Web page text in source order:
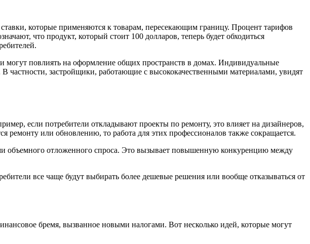
которые применяются к товарам, пересекающим границу. Процент тарифов
что продукт, который стоит 100 долларов, теперь будет обходиться
могут повлиять на оформление общих пространств в домах. Индивидуальные
застройщики, работающие с высококачественными материалами, увидят
если потребители откладывают проекты по ремонту, это влияет на дизайнеров,
ремонту или обновлению, то работа для этих профессионалов также сокращается.
объемного отложенного спроса. Это вызывает повышенную конкуренцию между
все чаще будут выбирать более дешевые решения или вообще отказываться от
бремя, вызванное новыми налогами. Вот несколько идей, которые могут